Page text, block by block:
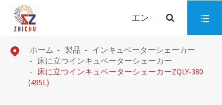
エン 
 ホーム 製品
インキュベーターシェーカー
床に立つインキュベーターシェーカー
床に立つインキュベーターシェーカーZQLY-380
(495L)